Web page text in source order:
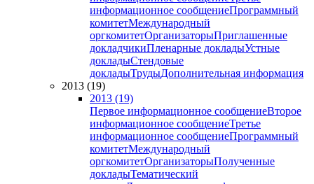
информационное сообщениеПрограммный
комитетМеждународный
оргкомитетОрганизаторыПриглашенные
докладчикиПленарные докладыУстные
докладыСтендовые
докладыТрудыДополнительная информация
2013 (19)
2013 (19)
Первое информационное сообщениеВторое
информационное сообщениеТретье
информационное сообщениеПрограммный
комитетМеждународный
оргкомитетОрганизаторыПолученные
докладыТематический